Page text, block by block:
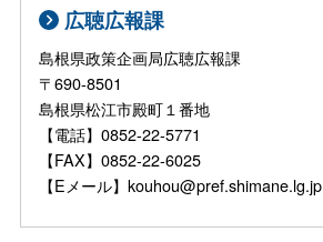
広聴広報課
島根県政策企画局広聴広報課
〒690-8501
島根県松江市殿町１番地
【電話】0852-22-5771
【FAX】0852-22-6025
【Eメール】kouhou@pref.shimane.lg.jp